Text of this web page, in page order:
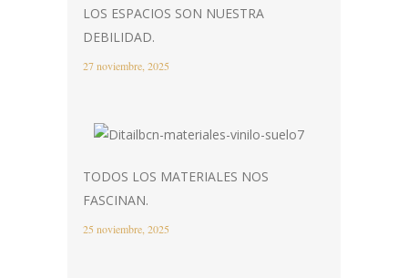
LOS ESPACIOS SON NUESTRA
DEBILIDAD.
27 noviembre, 2025
TODOS LOS MATERIALES NOS
FASCINAN.
25 noviembre, 2025